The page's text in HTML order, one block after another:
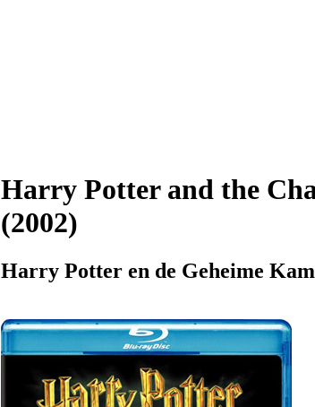
Harry Potter and the
(2002)
Harry Potter en de Geheime